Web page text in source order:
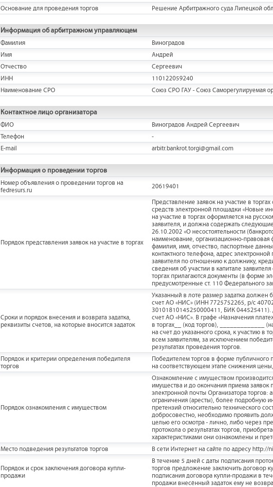
Основание для проведения торгов
Решение Арбитражного суда Липецкой
Информация об арбитражном управляющем
Фамилия
Виноградов
Имя
Андрей
Отчество
Сергеевич
ИНН
110122059240
Наименование СРО
Союз СРО ГАУ - Союз Саморегулируемая
Контактное лицо организатора
ФИО
Виноградов Андрей Сергеевич
Телефон
-
E-mail
arbitr.bankrot.torgi@gmail.com
Информация о проведении торгов
Номер объявления о проведении торгов на
fedresurs.ru
20619401
Порядок представления заявок на участие в торгах
Представление заявок на участие в
средств электронной площадки «Новые
на участие в торгах оформляется на
заявителя, и должна содержать
26.10.2002 «О несостоятельности
наименование, организационно-
фамилия, имя, отчество, паспортные
контактного телефона, адрес
заявителя по отношению к должнику,
сведения об участии в капитале
торгах прилагаются документы (в форме
предусмотренные ст. 110 Федерального
Сроки и порядок внесения и возврата задатка,
реквизиты счетов, на которые вносится задаток
Указанный в лоте размер задатка должен
счет АО «НИС» (ИНН 7725752265, р/с
30101810145250000411, БИК 044525411).
счет АО «НИС». В графе «Назначения
в торгах__ (код торгов), _____________
на счет до указанного срока, к участию в
всем заявителям, за исключением
результатах проведения торгов.
Порядок и критерии определения победителя
торгов
Победителем торгов в форме публичного
на соответствующем этапе снижения
Порядок ознакомления с имуществом
Ознакомление с имуществом
имущества и до окончания приема заявок
электронной почты Организатора
ограничения (аресты), более подробную
претензий относительно технического
добросовестно, необходимо проявить
целью его осмотра - лично, либо через
протокола о результатах торгов,
характеристиками они ознакомлены и
Место подведения результатов торгов
В сети Интернет на сайте по адресу http://
Порядок и срок заключения договора купли-
продажи
В течение 5 дней с даты подписания
торгов предложение заключить договор
подписания договора купли-продажи в
продажи внесённый задаток ему не